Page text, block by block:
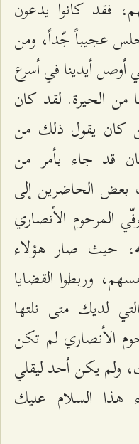
فقد كانوا يدعون
عجيباً جّداً، ومن
أوصل أيدينا في أسرع
من الحيرة. لقد كان
كان يقول ذلك من
قد جاء بأمر من
بعض الحاضرين إلى
المرحوم الأنصاري
به، حيث صار هؤلاء
وربطوا القضايا
لديك متى نلتها
الأنصاري لم تكن
ولم يكن أحد ليقلي
هذا السلام عليك